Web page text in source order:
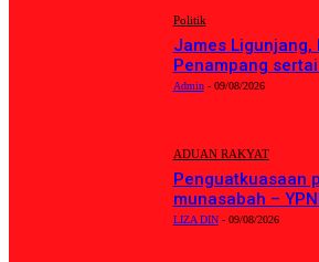
Politik
James
Penampang sertai
Admin - 09/08/2026
ADUAN RAKYAT
Penguatkuasaan
munasabah –
LIZA DIN - 09/08/2026